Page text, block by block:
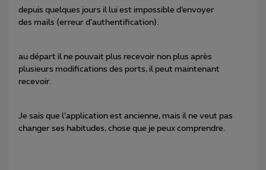
depuis quelques jours il lui est impossible d’envoyer
des mails (erreur d’authentification).
au départ il ne pouvait plus recevoir non plus après
plusieurs modifications des ports, il peut maintenant
recevoir.
Je sais que l’application est ancienne, mais il ne veut pas
changer ses habitudes, chose que je peux comprendre.